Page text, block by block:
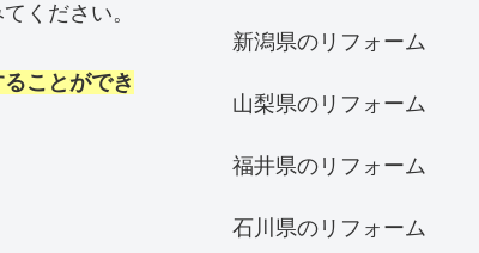
ください。
ことができ
新潟県のリフォーム
山梨県のリフォーム
福井県のリフォーム
石川県のリフォーム